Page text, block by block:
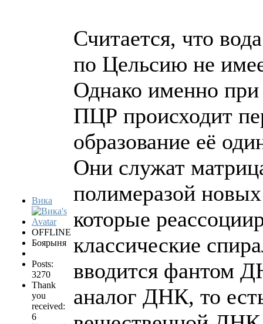
Вика
OFFLINE
Боярыня
Posts:
3270
Thank
you
received:
6
Считается, что
по Цельсию не
Однако именно при
ПЦР происходит
образование её
Они служат
полимеразой
которые
классические
вводится фантом
аналог ДНК, то